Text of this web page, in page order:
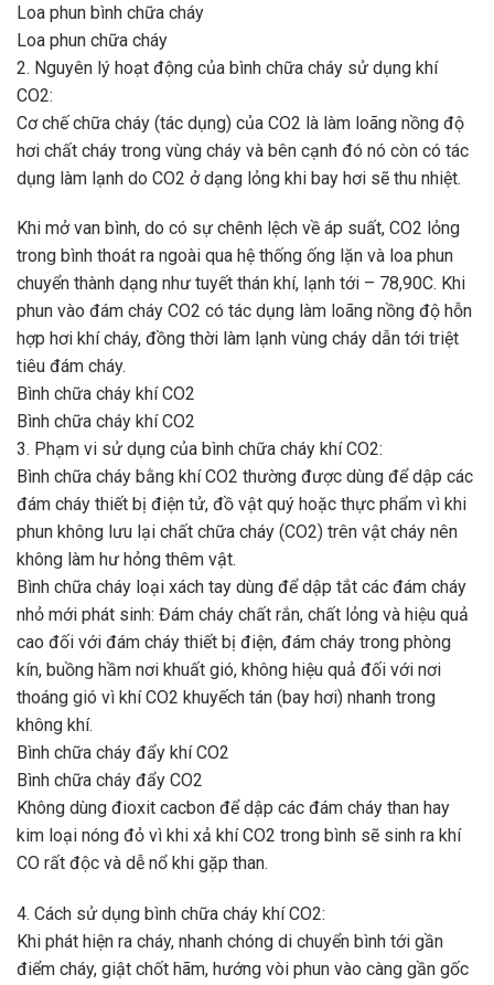
Loa phun bình chữa cháy
Loa phun chữa cháy
2. Nguyên lý hoạt động của bình chữa cháy sử dụng khí
CO2:
Cơ chế chữa cháy (tác dụng) của CO2 là làm loãng nồng độ
hơi chất cháy trong vùng cháy và bên cạnh đó nó còn có tác
dụng làm lạnh do CO2 ở dạng lỏng khi bay hơi sẽ thu nhiệt.
Khi mở van bình, do có sự chênh lệch về áp suất, CO2 lỏng
trong bình thoát ra ngoài qua hệ thống ống lặn và loa phun
chuyển thành dạng như tuyết thán khí, lạnh tới – 78,90C. Khi
phun vào đám cháy CO2 có tác dụng làm loãng nồng độ hỗn
hợp hơi khí cháy, đồng thời làm lạnh vùng cháy dẫn tới triệt
tiêu đám cháy.
Bình chữa cháy khí CO2
Bình chữa cháy khí CO2
3. Phạm vi sử dụng của bình chữa cháy khí CO2:
Bình chữa cháy bằng khí CO2 thường được dùng để dập các
đám cháy thiết bị điện tử, đồ vật quý hoặc thực phẩm vì khi
phun không lưu lại chất chữa cháy (CO2) trên vật cháy nên
không làm hư hỏng thêm vật.
Bình chữa cháy loại xách tay dùng để dập tắt các đám cháy
nhỏ mới phát sinh: Đám cháy chất rắn, chất lỏng và hiệu quả
cao đối với đám cháy thiết bị điện, đám cháy trong phòng
kín, buồng hầm nơi khuất gió, không hiệu quả đối với nơi
thoáng gió vì khí CO2 khuyếch tán (bay hơi) nhanh trong
không khí.
Bình chữa cháy đẩy khí CO2
Bình chữa cháy đẩy CO2
Không dùng đioxit cacbon để dập các đám cháy than hay
kim loại nóng đỏ vì khi xả khí CO2 trong bình sẽ sinh ra khí
CO rất độc và dễ nổ khi gặp than.
4. Cách sử dụng bình chữa cháy khí CO2:
Khi phát hiện ra cháy, nhanh chóng di chuyển bình tới gần
điểm cháy, giật chốt hãm, hướng vòi phun vào càng gần gốc